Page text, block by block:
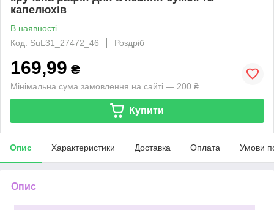
капелюхів
В наявності
Код: SuL31_27472_46
Роздріб
169,99 ₴
Мінімальна сума замовлення на сайті — 200 ₴
Купити
Опис Характеристики Доставка Оплата Умови
Опис